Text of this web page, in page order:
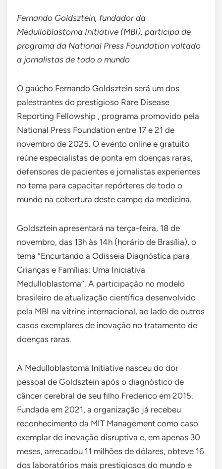
Fernando Goldsztein, fundador da
Medulloblastoma Initiative (MBI), participa de
programa da National Press Foundation voltado
a jornalistas de todo o mundo
O gaúcho Fernando Goldsztein será um dos
palestrantes do prestigioso Rare Disease
Reporting Fellowship , programa promovido pela
National Press Foundation entre 17 e 21 de
novembro de 2025. O evento online e gratuito
reúne especialistas de ponta em doenças raras,
defensores de pacientes e jornalistas experientes
no tema para capacitar repórteres de todo o
mundo na cobertura deste campo da medicina.
Goldsztein apresentará na terça-feira, 18 de
novembro, das 13h às 14h (horário de Brasília), o
tema “Encurtando a Odisseia Diagnóstica para
Crianças e Famílias: Uma Iniciativa
Medulloblastoma”. A participação no modelo
brasileiro de atualização científica desenvolvido
pela MBI na vitrine internacional, ao lado de outros
casos exemplares de inovação no tratamento de
doenças raras.
A Medulloblastoma Initiative nasceu do dor
pessoal de Goldsztein após o diagnóstico de
câncer cerebral de seu filho Frederico em 2015.
Fundada em 2021, a organização já recebeu
reconhecimento da MIT Management como caso
exemplar de inovação disruptiva e, em apenas 30
meses, arrecadou 11 milhões de dólares, obteve 16
dos laboratórios mais prestigiosos do mundo e